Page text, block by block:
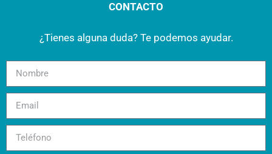
CONTACTO
¿Tienes alguna duda? Te podemos ayudar.